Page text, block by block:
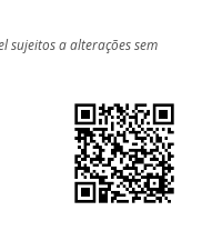
sujeitos a alterações sem